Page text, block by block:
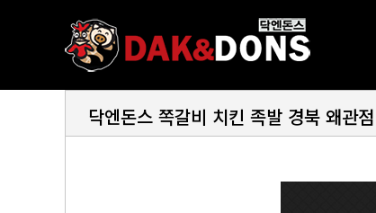
닥엔돈스 쪽갈비 치킨 족발 경북 왜관